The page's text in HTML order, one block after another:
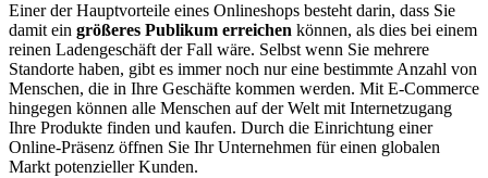
Einer der Hauptvorteile eines Onlineshops besteht darin, dass Sie
damit ein größeres Publikum erreichen können, als dies bei einem
reinen Ladengeschäft der Fall wäre. Selbst wenn Sie mehrere
Standorte haben, gibt es immer noch nur eine bestimmte Anzahl von
Menschen, die in Ihre Geschäfte kommen werden. Mit E-Commerce
hingegen können alle Menschen auf der Welt mit Internetzugang
Ihre Produkte finden und kaufen. Durch die Einrichtung einer
Online-Präsenz öffnen Sie Ihr Unternehmen für einen globalen
Markt potenzieller Kunden.